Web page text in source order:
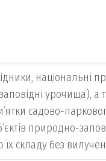
національні
урочища), а
садово-
природно-
складу без